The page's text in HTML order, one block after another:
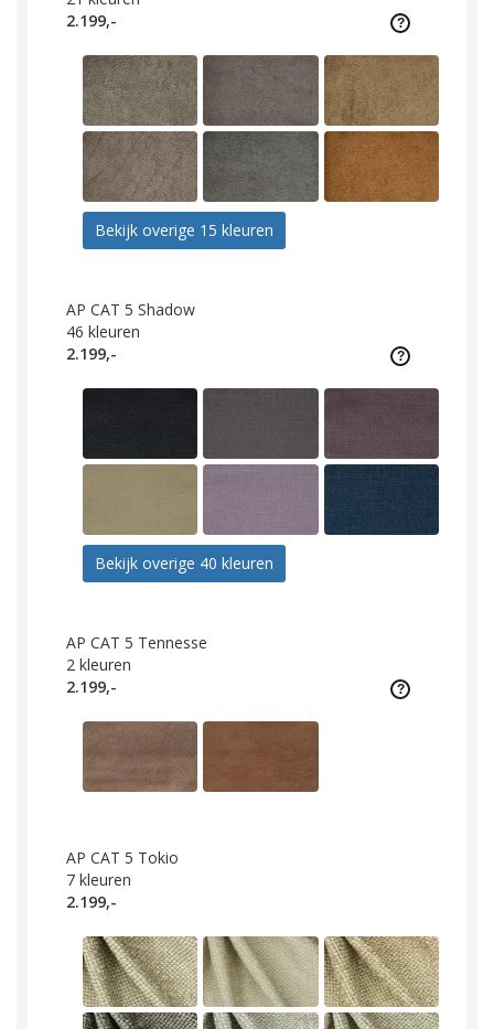
2.199,-
Bekijk overige 15 kleuren
AP CAT 5 Shadow
46 kleuren
2.199,-
Bekijk overige 40 kleuren
AP CAT 5 Tennesse
2 kleuren
2.199,-
AP CAT 5 Tokio
7 kleuren
2.199,-